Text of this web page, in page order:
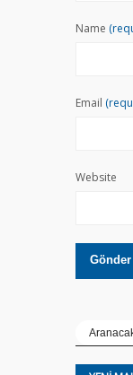
Name
Email
Website